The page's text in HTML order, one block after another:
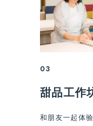
03
甜品工作
和朋友一起体